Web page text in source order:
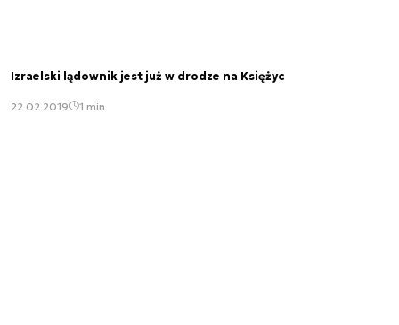
Izraelski lądownik jest już w drodze na Księżyc
22.02.2019 1 min.